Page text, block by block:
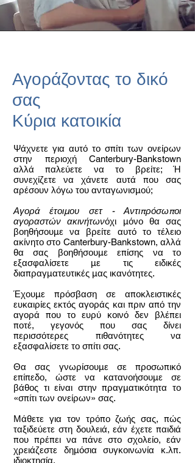
Αγοράζοντας το δικό
σας
Κύρια κατοικία
Ψάχνετε για αυτό το σπίτι των ονείρων
στην περιοχή Canterbury-Bankstown
αλλά παλεύετε να το βρείτε; Ή
συνεχίζετε να χάνετε αυτά που σας
αρέσουν λόγω του ανταγωνισμού;
Αγορά έτοιμου σετ - Αντιπρόσωποι
αγοραστών ακινήτωνόχι μόνο θα σας
βοηθήσουμε να βρείτε αυτό το τέλειο
ακίνητο στο Canterbury-Bankstown, αλλά
θα σας βοηθήσουμε επίσης να το
εξασφαλίσετε με τις ειδικές
διαπραγματευτικές μας ικανότητες.
Έχουμε πρόσβαση σε αποκλειστικές
ευκαιρίες εκτός αγοράς και πριν από την
αγορά που το ευρύ κοινό δεν βλέπει
ποτέ, γεγονός που σας δίνει
περισσότερες πιθανότητες να
εξασφαλίσετε το σπίτι σας.
Θα σας γνωρίσουμε σε προσωπικό
επίπεδο, ώστε να κατανοήσουμε σε
βάθος τι είναι στην πραγματικότητα το
«σπίτι των ονείρων» σας.
Μάθετε για τον τρόπο ζωής σας, πώς
ταξιδεύετε στη δουλειά, εάν έχετε παιδιά
που πρέπει να πάνε στο σχολείο, εάν
χρειάζεστε δημόσια συγκοινωνία κ.λπ.
ιδιοκτησία.